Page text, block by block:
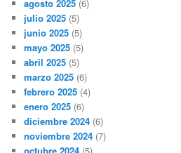
agosto 2025 (6)
julio 2025 (5)
junio 2025 (5)
mayo 2025 (5)
abril 2025 (5)
marzo 2025 (6)
febrero 2025 (4)
enero 2025 (6)
diciembre 2024 (6)
noviembre 2024 (7)